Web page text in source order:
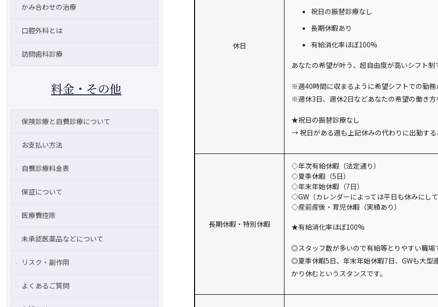
休日
祝日の振替診療なし
長期休暇あり
有給消化率ほぼ100%
あなたの希望が叶う、超自由度が高いシフト制
※週40時間に収まるように希望シフトでの勤務
※週休3日、週休2日などあなたの希望の働き
★祝日の振替診療なし
→ 祝日がある週も上記休みの代わりに出勤す
長期休暇・特別休暇
◇年次有給休暇（法定通り）
◇夏季休暇（5日）
◇年末年始休暇（7日）
◇GW（カレンダーによっては平日も休みにし
◇産前産後・育児休暇（実績あり）
★有給消化率ほぼ100%
◎スタッフ数が多いので有給等とりやすい職場
◎夏季休暇5日、年末年始休暇7日、GWも大型
かり休むというスタンスです。
かみ合わせの治療
口腔外科とは
訪問歯科診療
料金・その他
保険診療と自費診療について
お支払い方法
自費診療料金表
保証について
医療費控除
未承認医薬品などについて
リスク・副作用
よくあるご質問